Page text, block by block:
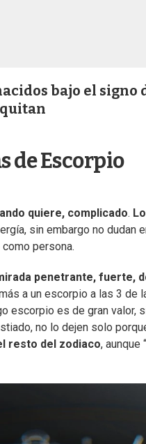
bajo el signo
de Escorpio
quiere, complicado.
sin embargo no
persona.
penetrante, fuerte,
a un escorpio a las 3 de
escorpio es de gran
no lo dejen solo
resto del zodiaco, aunque